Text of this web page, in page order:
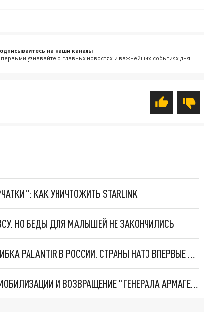
на наши каналы
первыми узнавайте о главных новостях и важнейших событиях дня.
КАК УНИЧТОЖИТЬ STARLINK
НО БЕДЫ ДЛЯ МАЛЫШЕЙ НЕ ЗАКОНЧИЛИСЬ
"ОЧЕНЬ ПЛОХИЕ НОВОСТИ": БОЛЬШАЯ ОШИБКА PALANTIR В РОССИИ. СТРАНЫ НАТО ВПЕРВЫЕ ЗА СВО ОСТАНОВИЛИ ПОСТАВКИ ОРУЖИЯ. ВСУ ТЕРЯЮТ ПРИГРАНИЧЬЕ?
ТРИ ГЛАВНЫХ ИНСАЙДА ОБ СВО. ОТМЕНА МОБИЛИЗАЦИИ И ВОЗВРАЩЕНИЕ "ГЕНЕРАЛА АРМАГЕДДОНА"? ОТЛИЧНЫЕ НОВОСТИ, КОТОРЫЕ ЖДАЛИ ВСЕ